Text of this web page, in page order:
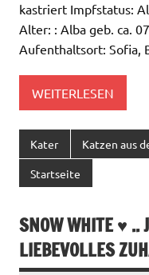
kastriert Impfstatus:
Alter: : Alba geb. ca.
Aufenthaltsort: Sofia,
WEITERLESEN
Kater Katzen aus
Startseite
SNOW WHITE ♥ ..
LIEBEVOLLES